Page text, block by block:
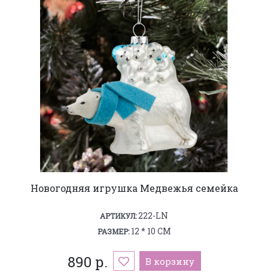
Новогодняя игрушка Медвежья семейка
АРТИКУЛ:222-LN
РАЗМЕР:12 * 10 СМ
890 р. В корзину